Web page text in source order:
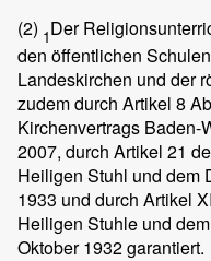
(2) 1Der
den öffentlichen
Landeskirchen und der
zudem durch Artikel 8
Kirchenvertrags Baden-
2007, durch Artikel 21
Heiligen Stuhl und dem
1933 und durch Artikel
Heiligen Stuhle und
Oktober 1932 garantiert.